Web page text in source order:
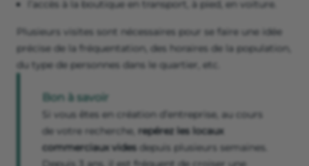
L’emplacement
commercial, un entrepreneur doit évaluer le
potentiel du
lieu
compte tenu de sa situation géographique. Ce choix
du lieu d’implantation se réalise en fonction du budget :
étude de marché
s’impose pour comparer
notamment :
la visibilité du local commercial pour la clientèle ;